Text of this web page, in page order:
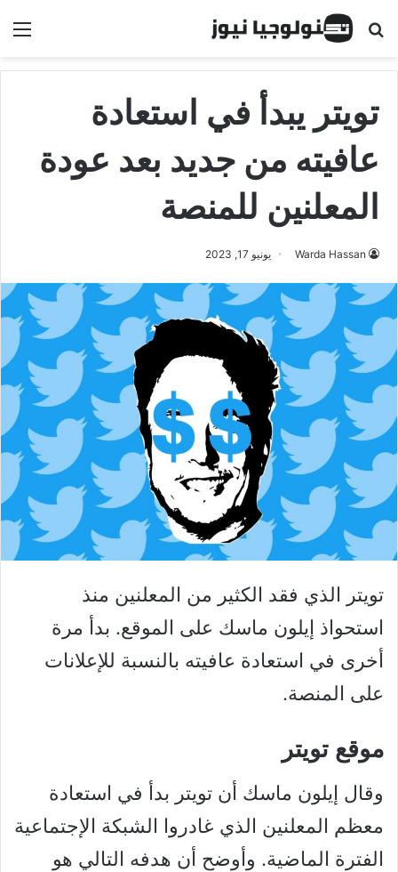
البحث عن
تويتر يبدأ في استعادة
عافيته من جديد بعد عودة
المعلنين للمنصة
Warda Hassan يونيو 17, 2023
تويتر الذي فقد الكثير من المعلنين منذ
استحواذ إيلون ماسك على الموقع. بدأ مرة
أخرى في استعادة عافيته بالنسبة للإعلانات
على المنصة.
موقع تويتر
وقال إيلون ماسك أن تويتر بدأ في استعادة
معظم المعلنين الذي غادروا الشبكة الإجتماعية
الفترة الماضية. وأوضح أن هدفه التالي هو